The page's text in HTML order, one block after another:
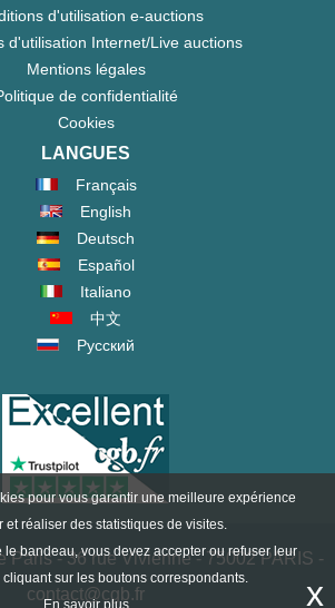
d'utilisation e-auctions
d'utilisation Internet/Live auctions
Mentions légales
de confidentialité
Cookies
LANGUES
Français
English
Deutsch
Español
Italiano
中文
Русский
Paris - 36 rue Vivienne - 75002 PARIS -
contact@cgb.fr
pour vous garantir une meilleure expérience
et réaliser des statistiques de visites.
le bandeau, vous devez accepter ou refuser leur
sur les boutons correspondants.
x